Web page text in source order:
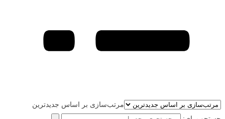
مرتب‌سازی بر اساس جدیدترین